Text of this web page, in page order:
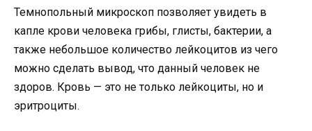
Темнопольный микроскоп позволяет увидеть в
капле крови человека грибы, глисты, бактерии, а
также небольшое количество лейкоцитов из чего
можно сделать вывод, что данный человек не
здоров. Кровь — это не только лейкоциты, но и
эритроциты.